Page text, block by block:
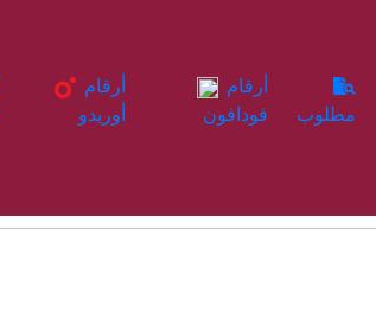
أوريدو
فودافون
مطلوب